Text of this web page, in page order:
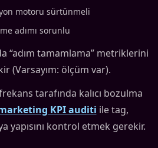
motoru sürtünmeli
adımı sorunlu
“adım tamamlama” metriklerini
(Varsayım: ölçüm var).
tarafında kalıcı bozulma
KPI auditi ile tag,
yapısını kontrol etmek gerekir.